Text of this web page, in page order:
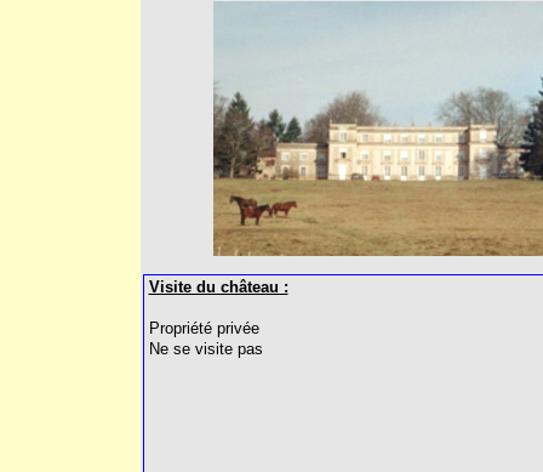
Visite du château :
Propriété privée
Ne se visite pas